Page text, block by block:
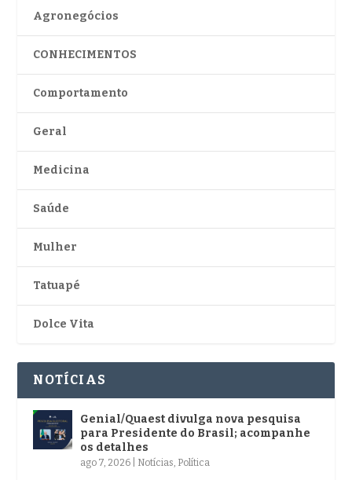
Agronegócios
CONHECIMENTOS
Comportamento
Geral
Medicina
Saúde
Mulher
Tatuapé
Dolce Vita
NOTÍCIAS
Genial/Quaest divulga nova pesquisa
para Presidente do Brasil; acompanhe
os detalhes
ago 7, 2026 Notícias Política